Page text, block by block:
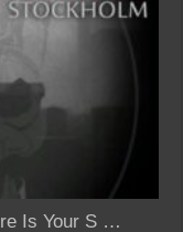
Is Your S …